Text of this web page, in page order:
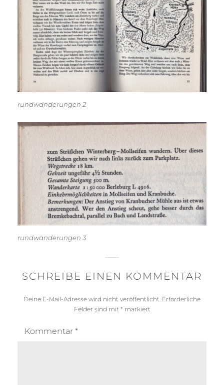
rundwanderungen 2
rundwanderungen 3
SCHREIBE EINEN KOMMENTAR
Deine E-Mail-Adresse wird nicht veröffentlicht. Erforderliche
Felder sind mit * markiert
Kommentar *